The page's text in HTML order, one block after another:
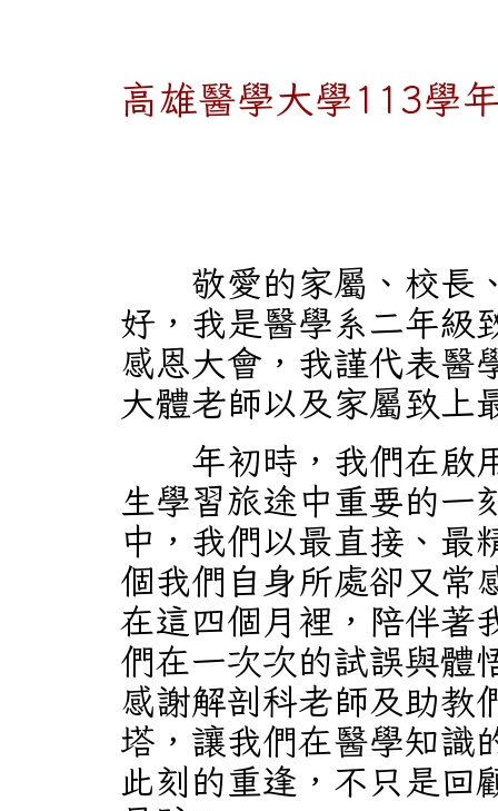
高雄醫學大學113學
敬愛的家屬、校長
好，我是醫學系二年級
感恩大會，我謹代表醫
大體老師以及家屬致上
年初時，我們在啟用
生學習旅途中重要的一
中，我們以最直接、最
個我們自身所處卻又常
在這四個月裡，陪伴著
們在一次次的試誤與體
感謝解剖科老師及助教
塔，讓我們在醫學知識
此刻的重逢，不只是回